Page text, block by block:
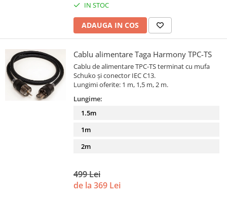
IN STOC
ADAUGA IN COS
Cablu alimentare Taga Harmony TPC-TS
Cablu de alimentare TPC-TS terminat cu mufa
Schuko și conector IEC C13.
Lungimi oferite: 1 m, 1,5 m, 2 m.
Lungime:
1.5m
1m
2m
499 Lei
de la 369 Lei